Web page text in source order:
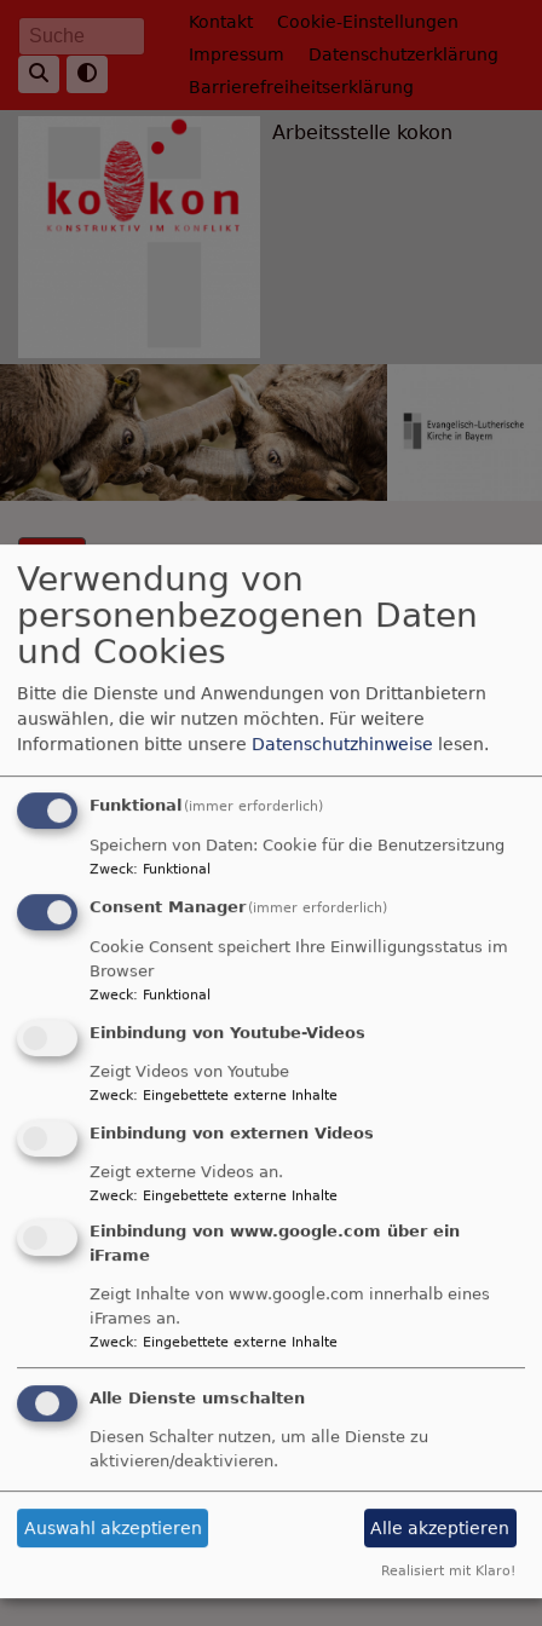
Direkt
zum
Inhalt
Suche Fußbereichsmenü
Kontakt
Cookie-Einstellungen
Impressum
Datenschutzerklärung
Barrierefreiheitserklärung
Arbeitsstelle kokon
Hauptnavigation
Aktiv gegen Missbrauch
Breadcrumb
Startseite
Friedensbildung
Fortbildungen zu
Friedensbildung
Zusammen mit Kooperationspartnern bietet die
Arbeitsstelle kokon regelmäßig Fortbildungen zu
Konflikten, Gewaltprävention, Zivilcourage und
Friedensbildung von der Früh- über die
Schulpädagogik bis zur Erwachsenen- und
Berufsbildung.
Angeboten.
Evangelische Friedensarbeit
Aktuelle Meldungen aus der
Friedensarbeitfinden Sie unter dem folgenden
Link:
https://www.evangelische-friedensarbeit.de/
Verwendung von
personenbezogenen Daten
und Cookies
Bitte die Dienste und Anwendungen von Drittanbietern
auswählen, die wir nutzen möchten. Für weitere
Informationen bitte unsere Datenschutzhinweise lesen.
Funktional (immer erforderlich)
Speichern von Daten: Cookie für die Benutzersitzung
Zweck: Funktional
Consent Manager (immer erforderlich)
Cookie Consent speichert Ihre Einwilligungsstatus im
Browser
Zweck: Funktional
Einbindung von Youtube-Videos
Zeigt Videos von Youtube
Zweck: Eingebettete externe Inhalte
Einbindung von externen Videos
Zeigt externe Videos an.
Zweck: Eingebettete externe Inhalte
Einbindung von www.google.com über ein
iFrame
Zeigt Inhalte von www.google.com innerhalb eines
iFrames an.
Zweck: Eingebettete externe Inhalte
Alle Dienste umschalten
Diesen Schalter nutzen, um alle Dienste zu
aktivieren/deaktivieren.
Auswahl akzeptieren Alle akzeptieren
Realisiert mit Klaro!